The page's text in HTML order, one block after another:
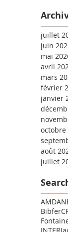
juillet
juin
mai
avril
mars
février
janvier
octobre
août
juillet
AMD
Bibfer